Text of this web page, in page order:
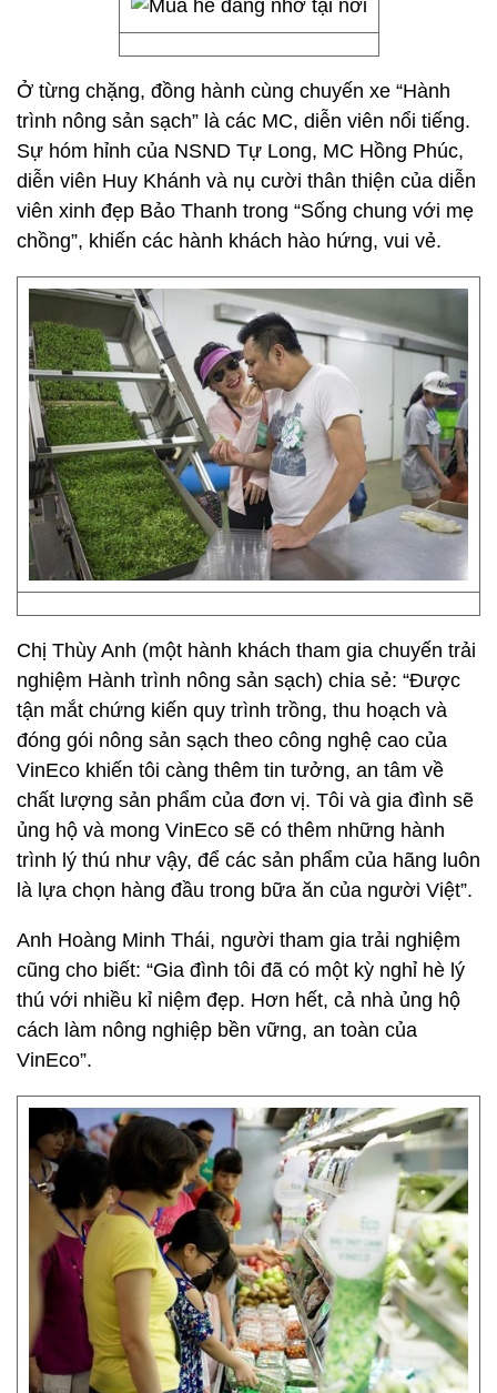
Ở từng chặng, đồng hành cùng chuyến xe “Hành
trình nông sản sạch” là các MC, diễn viên nổi tiếng.
Sự hóm hỉnh của NSND Tự Long, MC Hồng Phúc,
diễn viên Huy Khánh và nụ cười thân thiện của diễn
viên xinh đẹp Bảo Thanh trong “Sống chung với mẹ
chồng”, khiến các hành khách hào hứng, vui vẻ.
Chị Thùy Anh (một hành khách tham gia chuyến trải
nghiệm Hành trình nông sản sạch) chia sẻ: “Được
tận mắt chứng kiến quy trình trồng, thu hoạch và
đóng gói nông sản sạch theo công nghệ cao của
VinEco khiến tôi càng thêm tin tưởng, an tâm về
chất lượng sản phẩm của đơn vị. Tôi và gia đình sẽ
ủng hộ và mong VinEco sẽ có thêm những hành
trình lý thú như vậy, để các sản phẩm của hãng luôn
là lựa chọn hàng đầu trong bữa ăn của người Việt”.
Anh Hoàng Minh Thái, người tham gia trải nghiệm
cũng cho biết: “Gia đình tôi đã có một kỳ nghỉ hè lý
thú với nhiều kỉ niệm đẹp. Hơn hết, cả nhà ủng hộ
cách làm nông nghiệp bền vững, an toàn của
VinEco”.